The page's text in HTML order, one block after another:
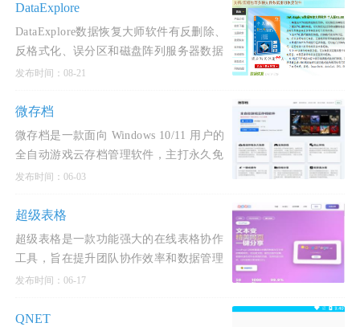
DataExplore
DataExplore数据恢复大师软件有反删除、
反格式化、误分区和磁盘阵列服务器数据
重组的数据恢复功能，对电子表格和电子
发布时间：08-21
微存档
微存档是一款面向 Windows 10/11 用户的
全自动游戏云存档管理软件，主打永久免
费、轻量高效、安全可靠，致力于解决单
发布时间：06-03
超级表格
超级表格是一款功能强大的在线表格协作
工具，旨在提升团队协作效率和数据管理
能力。
发布时间：06-17
QNET